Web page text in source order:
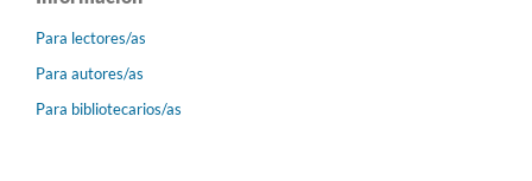
Para lectores/as
Para autores/as
Para bibliotecarios/as